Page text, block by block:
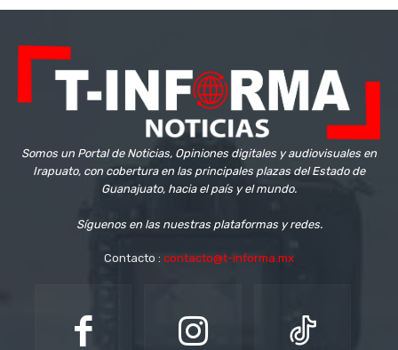
Somos un Portal de Noticias, Opiniones digitales y audiovisuales en
Irapuato, con cobertura en las principales plazas del Estado de
Guanajuato, hacia el país y el mundo.
Síguenos en las nuestras plataformas y redes.
Contacto : contacto@t-informa.mx